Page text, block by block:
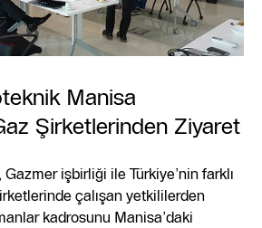
Manisa
Şirketlerinden Ziyaret
işbirliği ile Türkiye’nin farklı
çalışan yetkililerden
kadrosunu Manisa’daki